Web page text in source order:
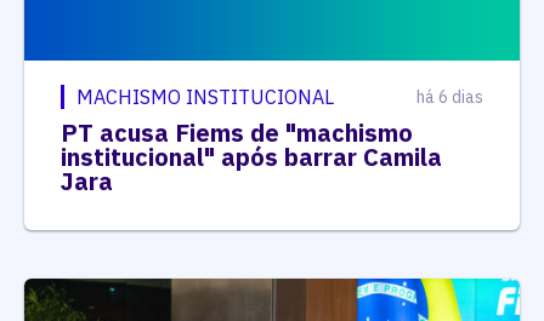
MACHISMO INSTITUCIONAL há 6 dias
PT acusa Fiems de "machismo
institucional" após barrar Camila
Jara